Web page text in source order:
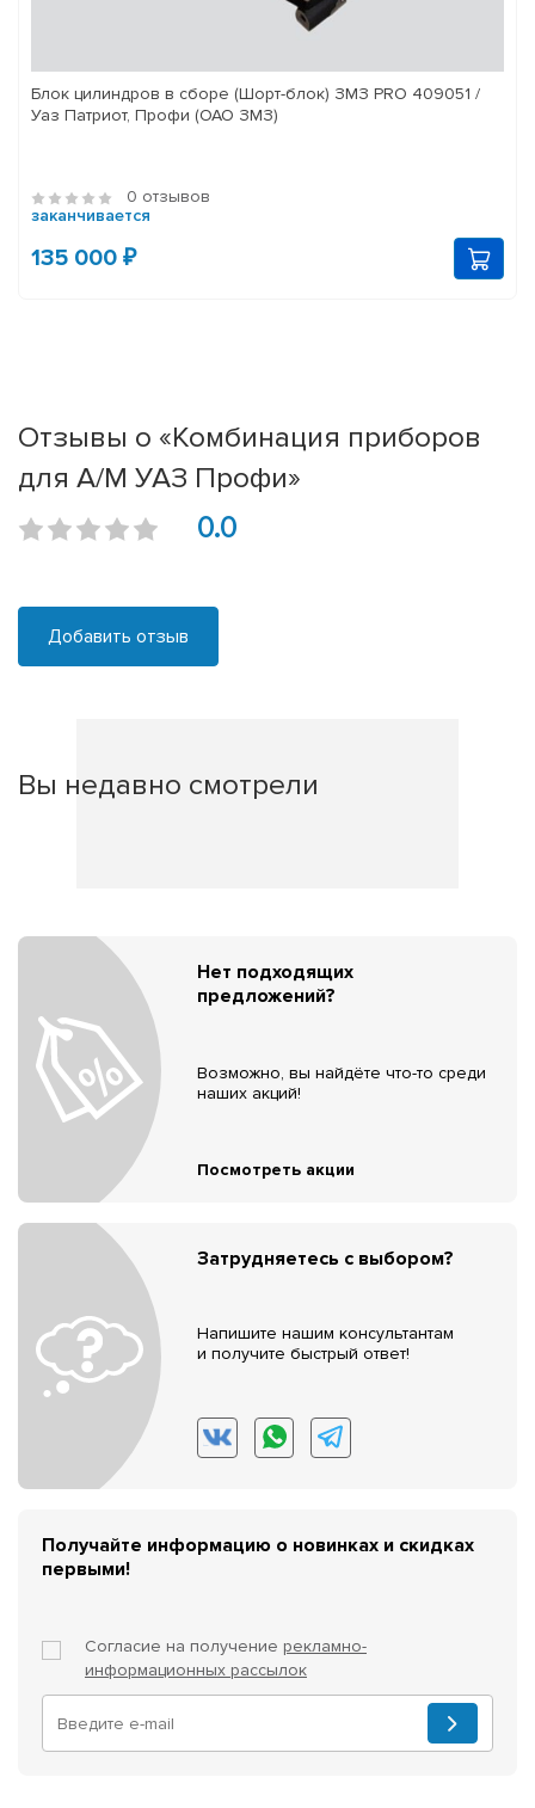
Блок цилиндров в сборе (Шорт-блок) ЗМЗ PRO 409051 /
Уаз Патриот, Профи (ОАО ЗМЗ)
0 отзывов
заканчивается
135 000 ₽
Отзывы о «Комбинация приборов
для А/М УАЗ Профи»
0.0
Добавить отзыв
Вы недавно смотрели
Нет подходящих
предложений?
Возможно, вы найдёте что-то среди
наших акций!
Посмотреть акции
Затрудняетесь с выбором?
Напишите нашим консультантам
и получите быстрый ответ!
Получайте информацию о новинках и скидках
первыми!
Согласие на получение рекламно-
информационных рассылок